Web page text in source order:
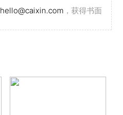
hello@caixin.com ，获得书面